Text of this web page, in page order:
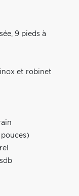
9 pieds à
et robinet